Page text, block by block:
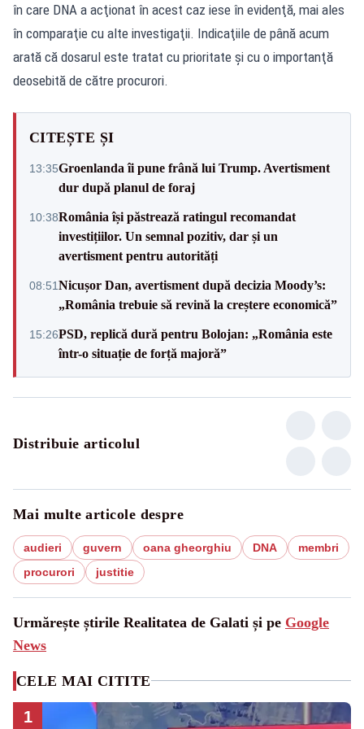
în care DNA a acţionat în acest caz iese în evidenţă, mai ales
în comparaţie cu alte investigaţii. Indicaţiile de până acum
arată că dosarul este tratat cu prioritate şi cu o importanţă
deosebită de către procurori.
CITEȘTE ȘI
13:35Groenlanda îi pune frână lui Trump. Avertisment
dur după planul de foraj
10:38România își păstrează ratingul recomandat
investițiilor. Un semnal pozitiv, dar și un
avertisment pentru autorități
08:51Nicușor Dan, avertisment după decizia Moody’s:
„România trebuie să revină la creștere economică”
15:26PSD, replică dură pentru Bolojan: „România este
într-o situație de forță majoră”
Distribuie articolul
Mai multe articole despre
audieri guvern oana gheorghiu DNA
membri
procurori
justitie
Urmărește știrile Realitatea de Galati și pe Google
News
CELE MAI CITITE
1